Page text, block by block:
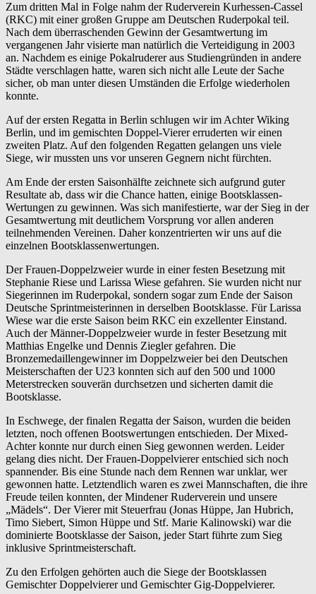
Zum dritten Mal in Folge nahm der Ruderverein Kurhessen-Cassel
(RKC) mit einer großen Gruppe am Deutschen Ruderpokal teil.
Nach dem überraschenden Gewinn der Gesamtwertung im
vergangenen Jahr visierte man natürlich die Verteidigung in 2003
an. Nachdem es einige Pokalruderer aus Studiengründen in andere
Städte verschlagen hatte, waren sich nicht alle Leute der Sache
sicher, ob man unter diesen Umständen die Erfolge wiederholen
konnte.
Auf der ersten Regatta in Berlin schlugen wir im Achter Wiking
Berlin, und im gemischten Doppel-Vierer erruderten wir einen
zweiten Platz. Auf den folgenden Regatten gelangen uns viele
Siege, wir mussten uns vor unseren Gegnern nicht fürchten.
Am Ende der ersten Saisonhälfte zeichnete sich aufgrund guter
Resultate ab, dass wir die Chance hatten, einige Bootsklassen-
Wertungen zu gewinnen. Was sich manifestierte, war der Sieg in der
Gesamtwertung mit deutlichem Vorsprung vor allen anderen
teilnehmenden Vereinen. Daher konzentrierten wir uns auf die
einzelnen Bootsklassenwertungen.
Der Frauen-Doppelzweier wurde in einer festen Besetzung mit
Stephanie Riese und Larissa Wiese gefahren. Sie wurden nicht nur
Siegerinnen im Ruderpokal, sondern sogar zum Ende der Saison
Deutsche Sprintmeisterinnen in derselben Bootsklasse. Für Larissa
Wiese war die erste Saison beim RKC ein exzellenter Einstand.
Auch der Männer-Doppelzweier wurde in fester Besetzung mit
Matthias Engelke und Dennis Ziegler gefahren. Die
Bronzemedaillengewinner im Doppelzweier bei den Deutschen
Meisterschaften der U23 konnten sich auf den 500 und 1000
Meterstrecken souverän durchsetzen und sicherten damit die
Bootsklasse.
In Eschwege, der finalen Regatta der Saison, wurden die beiden
letzten, noch offenen Bootswertungen entschieden. Der Mixed-
Achter konnte nur durch einen Sieg gewonnen werden. Leider
gelang dies nicht. Der Frauen-Doppelvierer entschied sich noch
spannender. Bis eine Stunde nach dem Rennen war unklar, wer
gewonnen hatte. Letztendlich waren es zwei Mannschaften, die ihre
Freude teilen konnten, der Mindener Ruderverein und unsere
„Mädels“. Der Vierer mit Steuerfrau (Jonas Hüppe, Jan Hubrich,
Timo Siebert, Simon Hüppe und Stf. Marie Kalinowski) war die
dominierte Bootsklasse der Saison, jeder Start führte zum Sieg
inklusive Sprintmeisterschaft.
Zu den Erfolgen gehörten auch die Siege der Bootsklassen
Gemischter Doppelvierer und Gemischter Gig-Doppelvierer.